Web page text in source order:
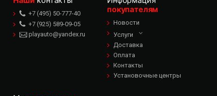
+7 (495) 50-777-40
+7 (925) 589-09-05
playauto@yandex.ru
покупателям
Новости
Услуги
Доставка
Оплата
Контакты
Установочные центры